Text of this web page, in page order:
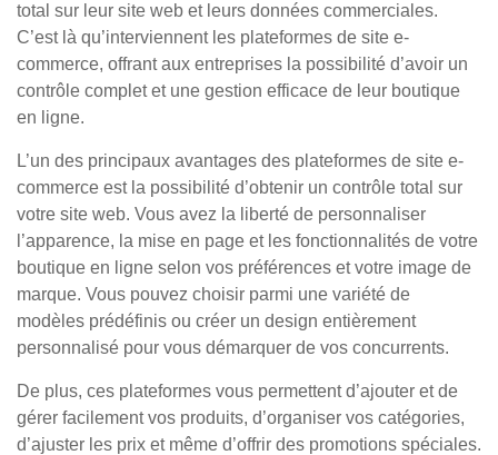
total sur leur site web et leurs données commerciales.
C’est là qu’interviennent les plateformes de site e-
commerce, offrant aux entreprises la possibilité d’avoir un
contrôle complet et une gestion efficace de leur boutique
en ligne.
L’un des principaux avantages des plateformes de site e-
commerce est la possibilité d’obtenir un contrôle total sur
votre site web. Vous avez la liberté de personnaliser
l’apparence, la mise en page et les fonctionnalités de votre
boutique en ligne selon vos préférences et votre image de
marque. Vous pouvez choisir parmi une variété de
modèles prédéfinis ou créer un design entièrement
personnalisé pour vous démarquer de vos concurrents.
De plus, ces plateformes vous permettent d’ajouter et de
gérer facilement vos produits, d’organiser vos catégories,
d’ajuster les prix et même d’offrir des promotions spéciales.